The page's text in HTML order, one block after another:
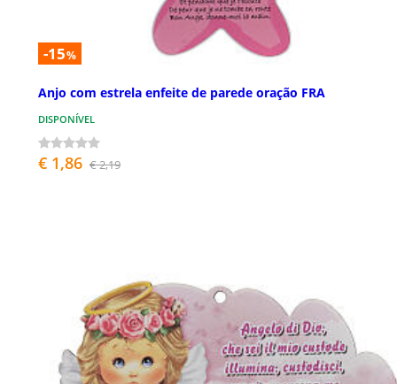
-15%
Anjo com estrela enfeite de parede oração FRA
DISPONÍVEL
€ 1,86 € 2,19